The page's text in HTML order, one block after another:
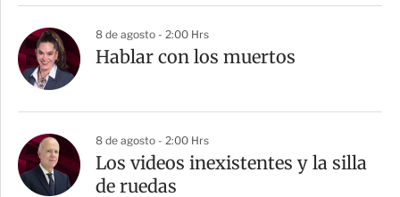
8 de agosto - 2:00 Hrs
Hablar con los muertos
8 de agosto - 2:00 Hrs
Los videos inexistentes y la silla
de ruedas